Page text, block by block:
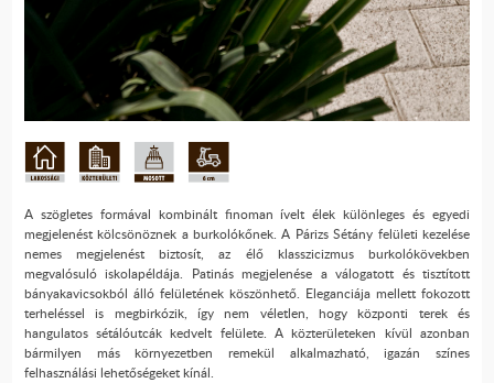
A szögletes formával kombinált finoman ívelt élek különleges és egyedi
megjelenést kölcsönöznek a burkolókőnek. A Párizs Sétány felületi kezelése
nemes megjelenést biztosít, az élő klasszicizmus burkolókövekben
megvalósuló iskolapéldája. Patinás megjelenése a válogatott és tisztított
bányakavicsokból álló felületének köszönhető. Eleganciája mellett fokozott
terheléssel is megbirkózik, így nem véletlen, hogy központi terek és
hangulatos sétálóutcák kedvelt felülete. A közterületeken kívül azonban
bármilyen más környezetben remekül alkalmazható, igazán színes
felhasználási lehetőségeket kínál.